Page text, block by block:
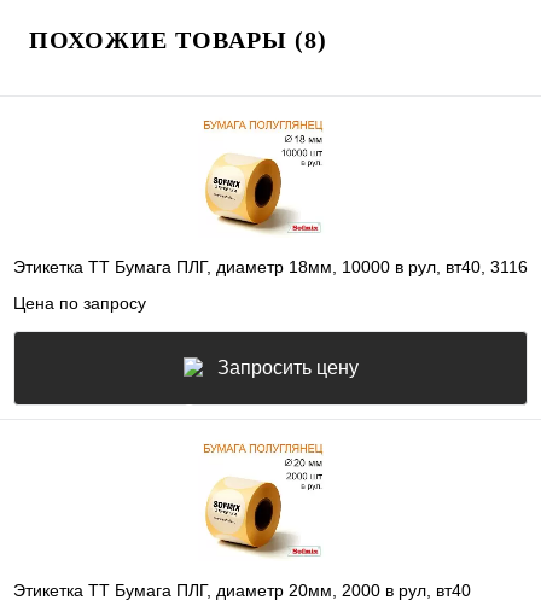
ПОХОЖИЕ ТОВАРЫ (8)
Этикетка ТТ Бумага ПЛГ, диаметр 18мм, 10000 в рул, вт40, 3116
Цена по запросу
Запросить цену
Этикетка ТТ Бумага ПЛГ, диаметр 20мм, 2000 в рул, вт40